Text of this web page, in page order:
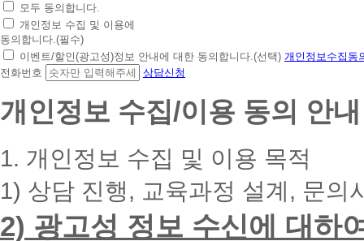
초
간
편
상
담
청
대
폰
입
력
모두 동의합니다.
개인정보 수집 및 이용에
동의합니다.(필수)
이벤트/할인(광고성)정보 안내에 대한 동의합니다.(선택) 개인정보수집동
전화번호
상담신청
개인정보 수집/이용 동의 안내
1. 개인정보 수집 및 이용 목적
1) 상담 진행, 교육과정 설계, 문의
2) 광고성 정보 수신에 대하